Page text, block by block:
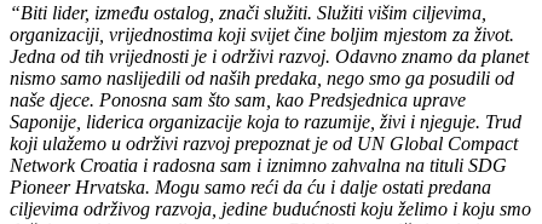
“Biti lider, između ostalog, znači služiti. Služiti višim ciljevima,
organizaciji, vrijednostima koji svijet čine boljim mjestom za život.
Jedna od tih vrijednosti je i održivi razvoj. Odavno znamo da planet
nismo samo naslijedili od naših predaka, nego smo ga posudili od
naše djece. Ponosna sam što sam, kao Predsjednica uprave
Saponije, liderica organizacije koja to razumije, živi i njeguje. Trud
koji ulažemo u održivi razvoj prepoznat je od UN Global Compact
Network Croatia i radosna sam i iznimno zahvalna na tituli SDG
Pioneer Hrvatska. Mogu samo reći da ću i dalje ostati predana
ciljevima održivog razvoja, jedine budućnosti koju želimo i koju smo